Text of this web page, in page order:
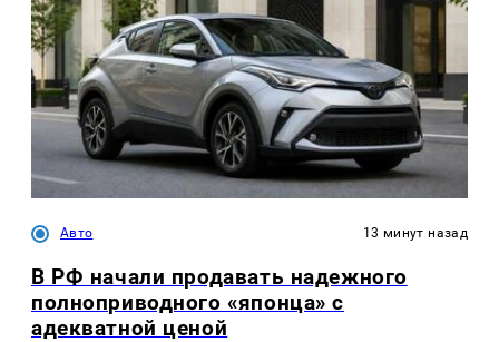
Авто 13 минут назад
В РФ начали продавать надежного
полноприводного «японца» с
адекватной ценой